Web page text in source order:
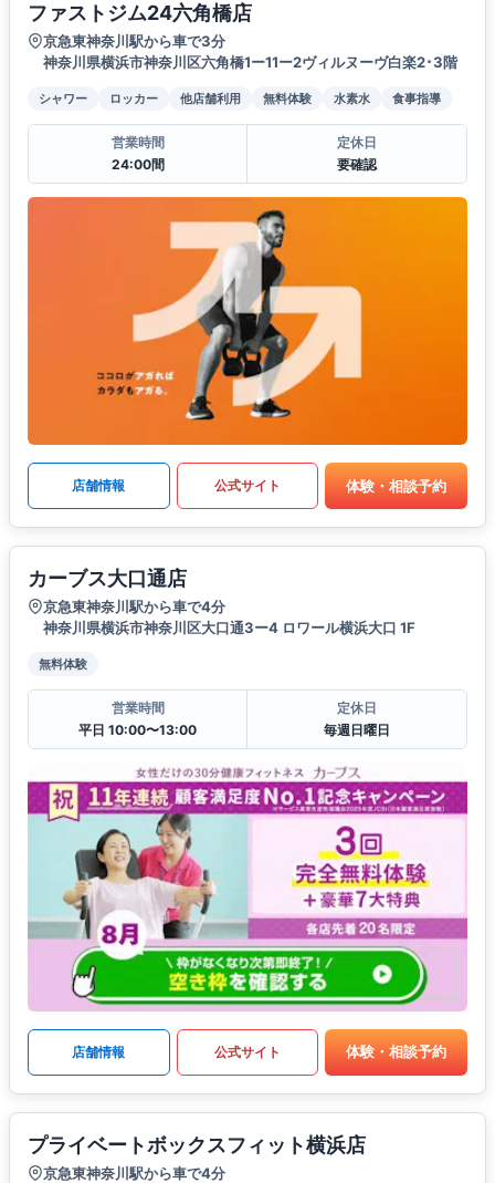
ファストジム24六角橋店
京急東神奈川駅から車で3分
神奈川県横浜市神奈川区六角橋1ー11ー2ヴィルヌーヴ白楽2･3階
シャワー ロッカー 他店舗利用 無料体験 水素水 食事指導
営業時間
24:00間
定休日
要確認
店舗情報 公式サイト 体験・相談予約
カーブス大口通店
京急東神奈川駅から車で4分
神奈川県横浜市神奈川区大口通3ー4 ロワール横浜大口 1F
無料体験
営業時間
平日 10:00〜13:00
定休日
毎週日曜日
店舗情報 公式サイト 体験・相談予約
プライベートボックスフィット横浜店
京急東神奈川駅から車で4分